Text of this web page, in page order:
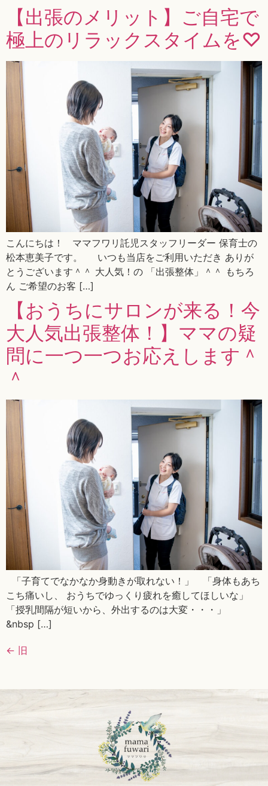
【出張のメリット】ご自宅で
極上のリラックスタイムを♡
こんにちは！ ママフワリ託児スタッフリーダー 保育士の
松本恵美子です。 いつも当店をご利用いただき ありが
とうございます＾＾ 大人気！の 「出張整体」＾＾ もちろ
ん ご希望のお客 […]
【おうちにサロンが来る！今
大人気出張整体！】ママの疑
問に一つ一つお応えします＾
＾
「子育てでなかなか身動きが取れない！」 「身体もあち
こち痛いし、 おうちでゆっくり疲れを癒してほしいな」
「授乳間隔が短いから、外出するのは大変・・・」
&nbsp […]
← 旧